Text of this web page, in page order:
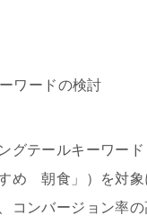
ワードの検討
グテールキーワー
朝食」）を対象
コンバージョン率の